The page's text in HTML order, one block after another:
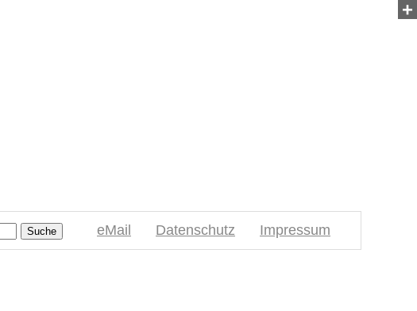
+
eMail Datenschutz Impressum